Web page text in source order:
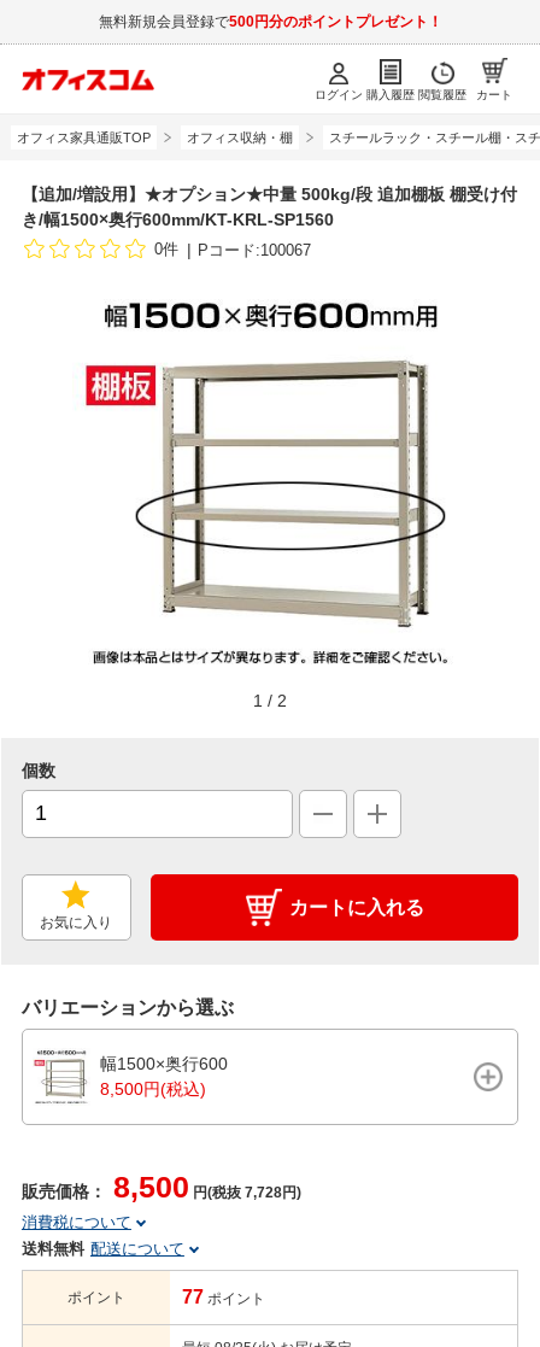
無料新規会員登録で500円分のポイントプレゼント！
ログイン 購入履歴 閲覧履歴 カート
オフィス家具通販TOP オフィス収納・棚 スチールラック・スチール棚・ス
【追加/増設用】★オプション★中量 500kg/段 追加棚板 棚受け付
き/幅1500×奥行600mm/KT-KRL-SP1560
0件 Pコード:100067
1 / 2
個数
お気に入り
カートに入れる
バリエーションから選ぶ
幅1500×奥行600
8,500円(税込)
販売価格： 8,500 円(税抜 7,728円)
消費税について
送料無料 配送について
ポイント 77 ポイント